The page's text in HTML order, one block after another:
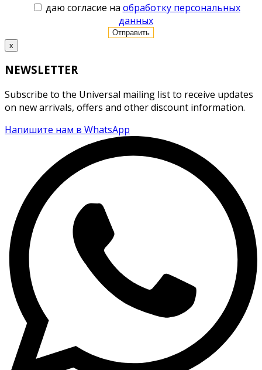
даю согласие на обработку персональных
данных
x
NEWSLETTER
Subscribe to the Universal mailing list to receive updates
on new arrivals, offers and other discount information.
Напишите нам в WhatsApp